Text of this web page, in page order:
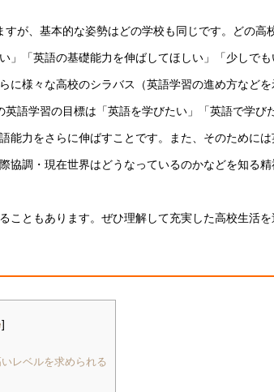
が、基本的な姿勢はどの学校も同じです。どの高
」「英語の基礎能力を伸ばしてほしい」「少しでも
に様々な高校のシラバス（英語学習の進め方などを
語学習の目標は「英語を学びたい」「英語で学び
能力をさらに伸ばすことです。また、そのためには
協調・現在世界はどうなっているのかなどを知る精
ともあります。ぜひ理解して充実した高校生活を
]
レベルを求められる